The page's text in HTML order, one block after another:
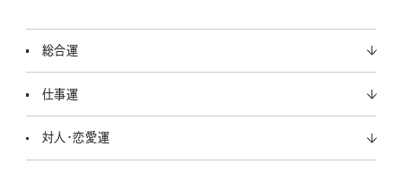
総合運
仕事運
対人・恋愛運